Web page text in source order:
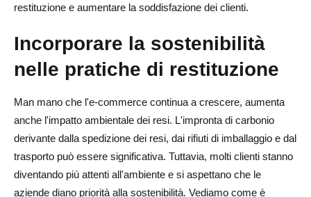
restituzione e aumentare la soddisfazione dei clienti.
Incorporare la sostenibilità
nelle pratiche di restituzione
Man mano che l'e-commerce continua a crescere, aumenta
anche l'impatto ambientale dei resi. L'impronta di carbonio
derivante dalla spedizione dei resi, dai rifiuti di imballaggio e dal
trasporto può essere significativa. Tuttavia, molti clienti stanno
diventando più attenti all'ambiente e si aspettano che le
aziende diano priorità alla sostenibilità. Vediamo come è